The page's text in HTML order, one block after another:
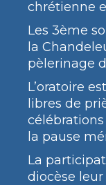
chrétienne
Les 3ème
la
pèlerinage
L’oratoire
libres de
la pause
La
diocèse leur